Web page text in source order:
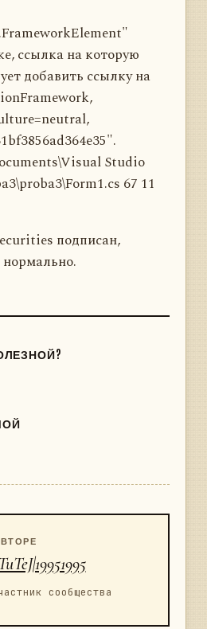
ссылка на которую
добавить ссылку на
Studio
67 11
подписан,
нормально.
сообщества